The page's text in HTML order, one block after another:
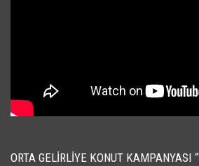
ORTA GELIRLIYE KONUT KAMPANYASI